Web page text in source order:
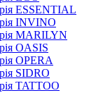
ESSENTIAL
INVINO
MARILYN
OASIS
OPERA
SIDRO
TATTOO